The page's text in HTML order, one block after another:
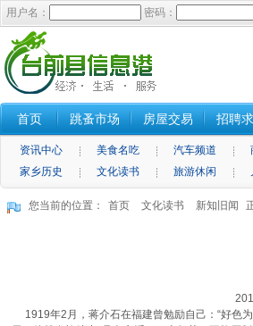
用户名： 密码：
首页 跳蚤市场 房屋交易 招聘
资讯中心 美食名吃 汽车频道
家乡历史
文化读书 旅游休闲
您当前的位置： 首页 文化读书 新知旧闻
1919年2月，蒋介石在福建曾勉励自己：“好色